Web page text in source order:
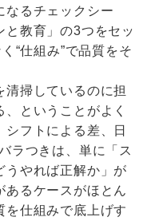
なるチェックシー
と教育」の3つをセッ
“仕組み”で品質をそ
掃しているのに担
ということがよく
フトによる差、日
ラつきは、単に「ス
うやれば正解か」が
あるケースがほとん
を仕組みで底上げす